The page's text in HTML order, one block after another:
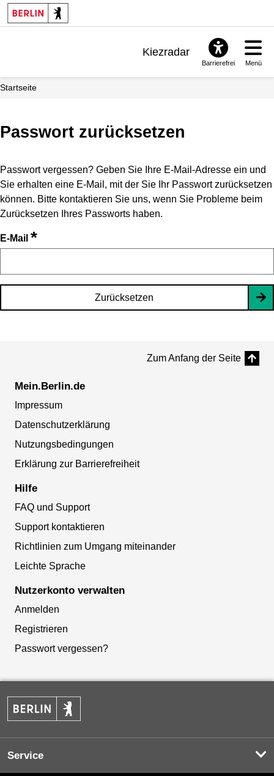
Kiezradar
Barrierefrei Menü
Startseite
Passwort zurücksetzen
Passwort vergessen? Geben Sie Ihre E-Mail-Adresse ein und
Sie erhalten eine E-Mail, mit der Sie Ihr Passwort zurücksetzen
können. Bitte kontaktieren Sie uns, wenn Sie Probleme beim
Zurücksetzen Ihres Passworts haben.
E-Mail *
Zurücksetzen
Zum Anfang der Seite
Mein.Berlin.de
Impressum
Datenschutzerklärung
Nutzungsbedingungen
Erklärung zur Barrierefreiheit
Hilfe
FAQ und Support
Support kontaktieren
Richtlinien zum Umgang miteinander
Leichte Sprache
Nutzerkonto verwalten
Anmelden
Registrieren
Passwort vergessen?
Service